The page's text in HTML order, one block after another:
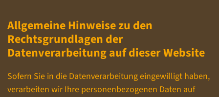
Allgemeine Hinweise zu den
Rechtsgrundlagen der
Datenverarbeitung auf dieser Website
Sofern Sie in die Datenverarbeitung eingewilligt haben,
verarbeiten wir Ihre personenbezogenen Daten auf